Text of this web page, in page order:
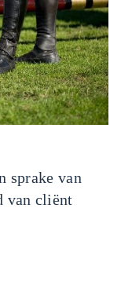
sprake van
van cliënt